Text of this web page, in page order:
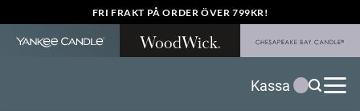
to
content
FRI FRAKT PÅ ORDER ÖVER 799KR!
Kassa